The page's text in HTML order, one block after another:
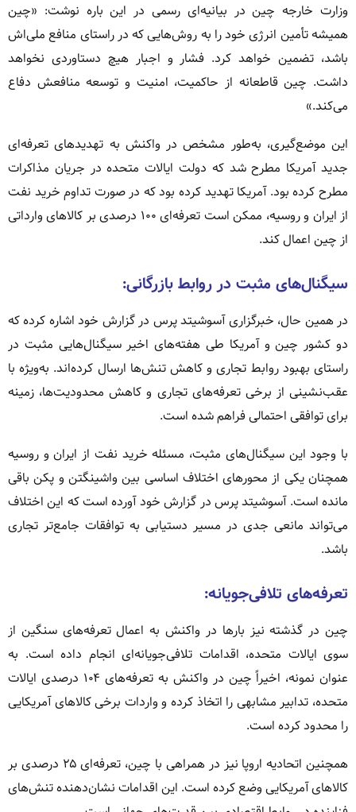
وزارت خارجه چین در بیانیه‌ای رسمی در این باره نوشت: «چین
همیشه تأمین انرژی خود را به روش‌هایی که در راستای منافع ملی‌اش
باشد، تضمین خواهد کرد. فشار و اجبار هیچ دستاوردی نخواهد
داشت. چین قاطعانه از حاکمیت، امنیت و توسعه منافعش دفاع
می‌کند.»
این موضع‌گیری، به‌طور مشخص در واکنش به تهدیدهای تعرفه‌ای
جدید آمریکا مطرح شد که دولت ایالات متحده در جریان مذاکرات
مطرح کرده بود. آمریکا تهدید کرده بود که در صورت تداوم خرید نفت
از ایران و روسیه، ممکن است تعرفه‌ای ۱۰۰ درصدی بر کالاهای وارداتی
از چین اعمال کند.
سیگنال‌های مثبت در روابط بازرگانی:
در همین حال، خبرگزاری آسوشیتد پرس در گزارش خود اشاره کرده که
دو کشور چین و آمریکا طی هفته‌های اخیر سیگنال‌هایی مثبت در
راستای بهبود روابط تجاری و کاهش تنش‌ها ارسال کرده‌اند. به‌ویژه با
عقب‌نشینی از برخی تعرفه‌های تجاری و کاهش محدودیت‌ها، زمینه
برای توافقی احتمالی فراهم شده است.
با وجود این سیگنال‌های مثبت، مسئله خرید نفت از ایران و روسیه
همچنان یکی از محورهای اختلاف اساسی بین واشینگتن و پکن باقی
مانده است. آسوشیتد پرس در گزارش خود آورده است که این اختلاف
می‌تواند مانعی جدی در مسیر دستیابی به توافقات جامع‌تر تجاری
باشد.
تعرفه‌های تلافی‌جویانه:
چین در گذشته نیز بارها در واکنش به اعمال تعرفه‌های سنگین از
سوی ایالات متحده، اقدامات تلافی‌جویانه‌ای انجام داده است. به
عنوان نمونه، اخیراً چین در واکنش به تعرفه‌های ۱۰۴ درصدی ایالات
متحده، تدابیر مشابهی را اتخاذ کرده و واردات برخی کالاهای آمریکایی
را محدود کرده است.
همچنین اتحادیه اروپا نیز در همراهی با چین، تعرفه‌ای ۲۵ درصدی بر
کالاهای آمریکایی وضع کرده است. این اقدامات نشان‌دهنده تنش‌های